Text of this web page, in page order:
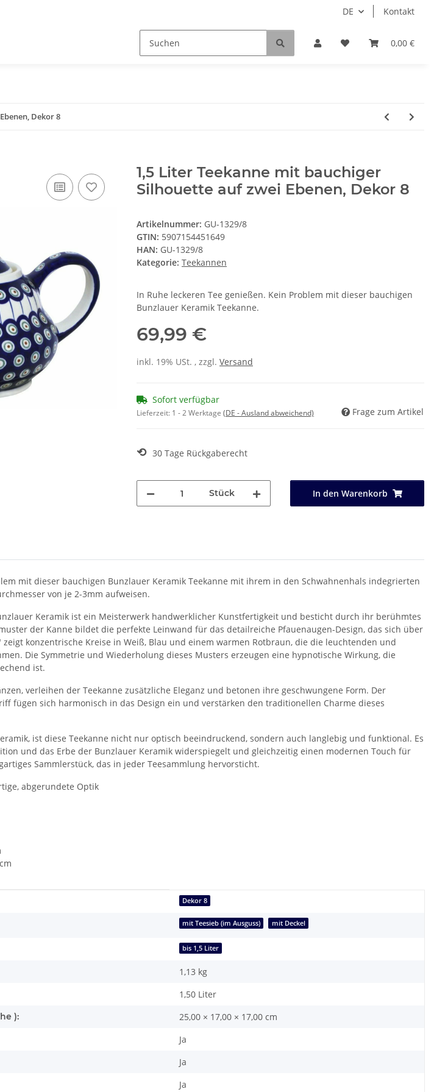
DE Kontakt
0,00 €
Dekor 8
1,5 Liter Teekanne mit bauchiger
Silhouette auf zwei Ebenen, Dekor 8
Artikelnummer: GU-1329/8
GTIN: 5907154451649
HAN: GU-1329/8
Kategorie: Teekannen
In Ruhe leckeren Tee genießen. Kein Problem mit dieser bauchigen
Bunzlauer Keramik Teekanne.
69,99 €
inkl. 19% USt. , zzgl. Versand
Sofort verfügbar
Lieferzeit: 1 - 2 Werktage (DE - Ausland abweichend) Frage zum Artikel
⟲ 30 Tage Rückgaberecht
Stück In den Warenkorb
mit dieser bauchigen Bunzlauer Keramik Teekanne mit ihrem in den Schwahnenhals indegrierten
von je 2-3mm aufweisen.
Keramik ist ein Meisterwerk handwerklicher Kunstfertigkeit und besticht durch ihr berühmtes
der Kanne bildet die perfekte Leinwand für das detailreiche Pfauenaugen-Design, das sich über
zeigt konzentrische Kreise in Weiß, Blau und einem warmen Rotbraun, die die leuchtenden und
Die Symmetrie und Wiederholung dieses Musters erzeugen eine hypnotische Wirkung, die
ist.
verleihen der Teekanne zusätzliche Eleganz und betonen ihre geschwungene Form. Der
fügen sich harmonisch in das Design ein und verstärken den traditionellen Charme dieses
ist diese Teekanne nicht nur optisch beeindruckend, sondern auch langlebig und funktional. Es
und das Erbe der Bunzlauer Keramik widerspiegelt und gleichzeitig einen modernen Touch für
Sammlerstück, das in jeder Teesammlung hervorsticht.
abgerundete Optik
Dekor 8
mit Teesieb (im Ausguss) mit Deckel
bis 1,5 Liter
1,13 kg
1,50 Liter
): 25,00 × 17,00 × 17,00 cm
Ja
Ja
Ja